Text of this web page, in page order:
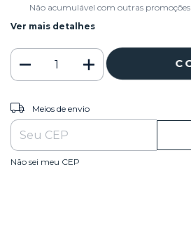
Não acumulável com outras promoções
Ver mais detalhes
Entregas para o CEP:
Meios de envio
Não sei meu CEP